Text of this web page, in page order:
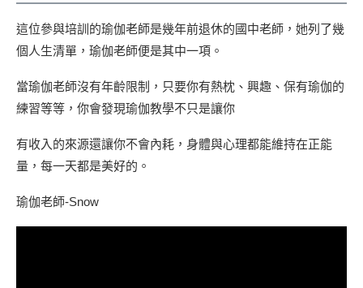
這位參與培訓的瑜伽老師是幾年前退休的國中老師，她列了幾
個人生清單，瑜伽老師便是其中一項。
當瑜伽老師沒有年齡限制，只要你有熱枕、興趣、保有瑜伽的
練習等等，你會發現瑜伽教學不只是讓你
有收入的來源還讓你不會內耗，身體與心理都能維持在正能
量，每一天都是美好的。
瑜伽老師-Snow